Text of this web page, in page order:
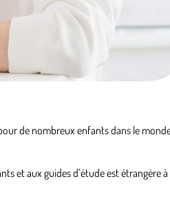
de nombreux enfants dans le
et aux guides d’étude est étrangère